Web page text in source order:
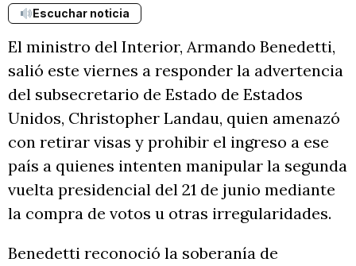
Escuchar noticia
El ministro del Interior, Armando Benedetti,
salió este viernes a responder la advertencia
del subsecretario de Estado de Estados
Unidos, Christopher Landau, quien amenazó
con retirar visas y prohibir el ingreso a ese
país a quienes intenten manipular la segunda
vuelta presidencial del 21 de junio mediante
la compra de votos u otras irregularidades.
Benedetti reconoció la soberanía de